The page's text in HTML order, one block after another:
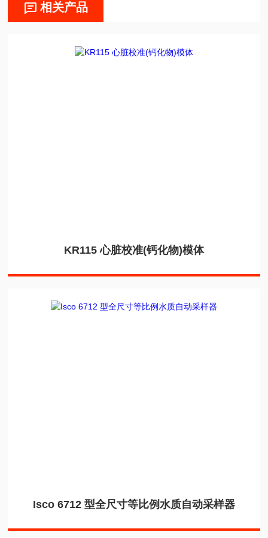
相关产品
KR115 心脏校准(钙化物)模体
Isco 6712 型全尺寸等比例水质自动采样器